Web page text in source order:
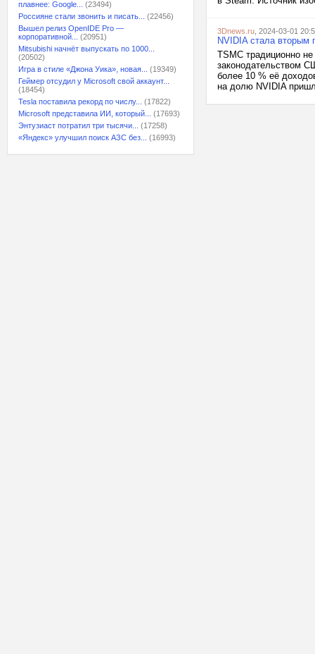
плавнее: Google...
(23494)
Россияне стали звонить и писать...
(22456)
Вышел релиз OpenIDE Pro —
корпоративной...
(20951)
Mitsubishi начнёт выпускать по 1000...
(20502)
Игра в стиле «Джона Уика», новая...
(19349)
Геймер отсудил у Microsoft свой аккаунт...
(18454)
Tesla поставила рекорд по числу...
(17822)
Microsoft представила ИИ, который...
(17693)
Энтузиаст потратил три тысячи...
(17258)
«Яндекс» улучшил поиск АЗС без...
(16993)
3Dnews.ru , 2024-03-01
NVIDIA стала вторым
TSMC традиционно
законодательством
более 10 % её
на долю NVIDIA